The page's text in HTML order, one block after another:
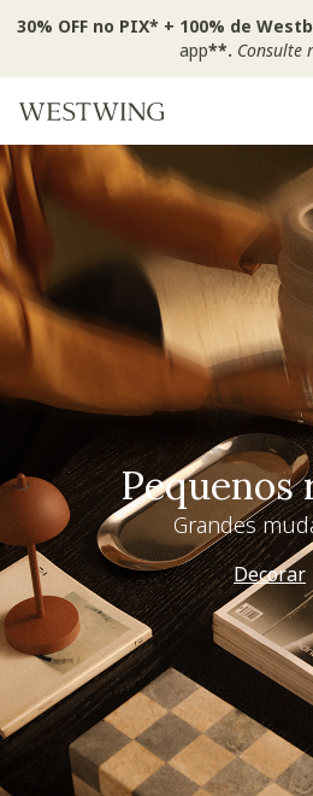
30% OFF no PIX* + 100% de
app**. Consulte
Pequenos
Grandes
Decorar